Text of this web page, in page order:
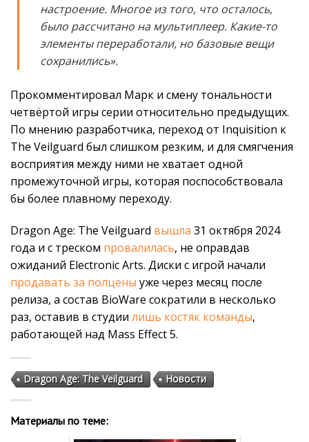
настроение. Многое из того, что осталось,
было рассчитано на мультиплеер. Какие-то
элементы переработали, но базовые вещи
сохранились».
Прокомментировал Марк и смену тональности
четвёртой игры серии относительно предыдущих.
По мнению разработчика, переход от Inquisition к
The Veilguard был слишком резким, и для смягчения
восприятия между ними не хватает одной
промежуточной игры, которая поспособствовала
бы более плавному переходу.
Dragon Age: The Veilguard вышла 31 октября 2024
года и с треском провалилась, не оправдав
ожиданий Electronic Arts. Диски с игрой начали
продавать за полцены уже через месяц после
релиза, а состав BioWare сократили в несколько
раз, оставив в студии лишь костяк команды,
работающей над Mass Effect 5.
Dragon Age: The Veilguard Новости
Материалы по теме: